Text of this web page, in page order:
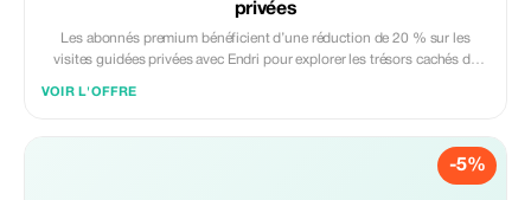
privées
Les abonnés premium bénéficient d’une réduction de 20 % sur les
visites guidées privées avec Endri pour explorer les trésors cachés de
VOIR L'OFFRE
-5%